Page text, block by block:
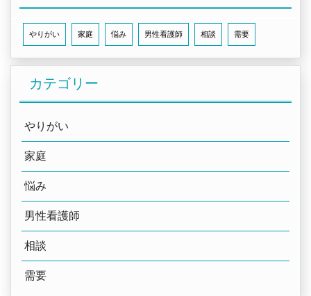
やりがい 家庭 悩み 男性看護師 相談 需要
カテゴリー
やりがい
家庭
悩み
男性看護師
相談
需要